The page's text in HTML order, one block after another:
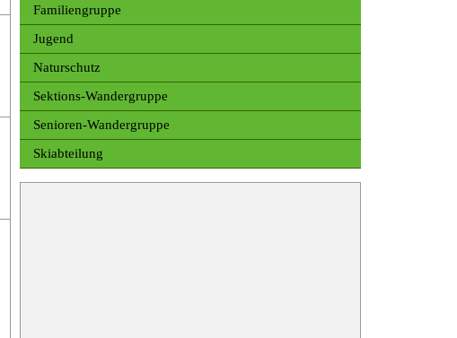
Familiengruppe
Jugend
Naturschutz
Sektions-Wandergruppe
Senioren-Wandergruppe
Skiabteilung